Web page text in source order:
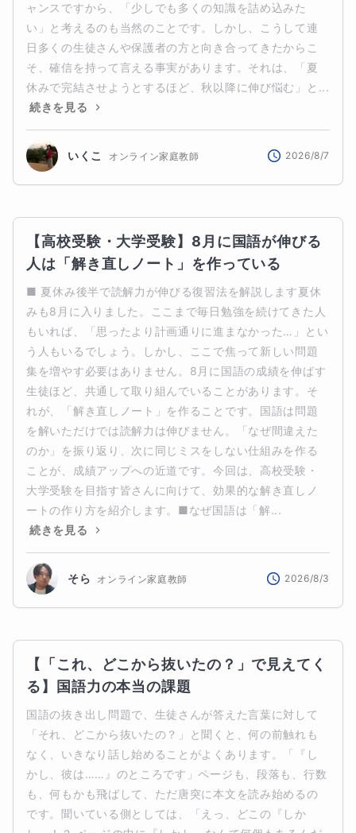
ャンスですから、「少しでも多くの知識を詰め込みた
い」と考えるのも当然のことです。しかし、こうして連
日多くの生徒さんや保護者の方と向き合ってきたからこ
そ、確信を持って言える事実があります。それは、「夏
休みで完結させようとするほど、秋以降に伸び悩む」と...
続きを見る
いくこ オンライン家庭教師 2026/8/7
【高校受験・大学受験】8月に国語が伸びる
人は「解き直しノート」を作っている
■ 夏休み後半で読解力が伸びる復習法を解説します夏休
みも8月に入りました。ここまで毎日勉強を続けてきた人
もいれば、「思ったより計画通りに進まなかった…」とい
う人もいるでしょう。しかし、ここで焦って新しい問題
集を増やす必要はありません。8月に国語の成績を伸ばす
生徒ほど、共通して取り組んでいることがあります。そ
れが、「解き直しノート」を作ることです。国語は問題
を解いただけでは読解力は伸びません。「なぜ間違えた
のか」を振り返り、次に同じミスをしない仕組みを作る
ことが、成績アップへの近道です。今回は、高校受験・
大学受験を目指す皆さんに向けて、効果的な解き直しノ
ートの作り方を紹介します。■なぜ国語は「解...
続きを見る
そら オンライン家庭教師 2026/8/3
【「これ、どこから抜いたの？」で見えてく
る】国語力の本当の課題
国語の抜き出し問題で、生徒さんが答えた言葉に対して
「それ、どこから抜いたの？」と聞くと、何の前触れも
なく、いきなり話し始めることがよくあります。「『し
かし、彼は……』のところです」ページも、段落も、行数
も、何もかも飛ばして、ただ唐突に本文を読み始めるの
です。聞いている側としては、「えっ、どこの『しか